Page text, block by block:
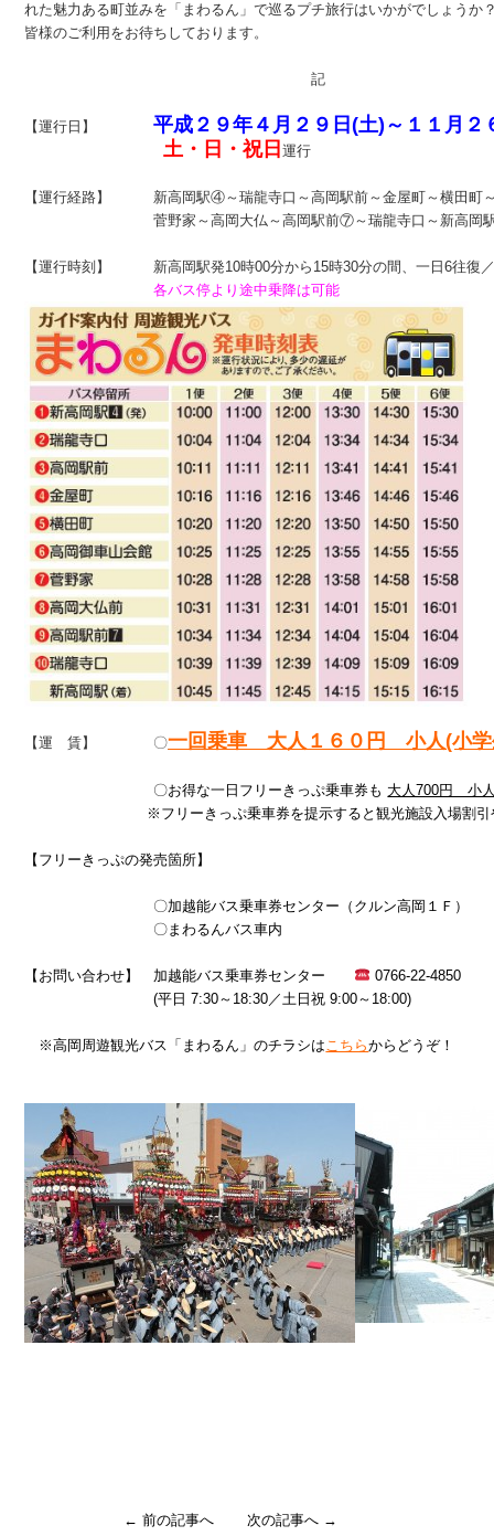
れた魅力ある町並みを「まわるん」で巡るプチ旅行はいかがでしょうか
皆様のご利用をお待ちしております。
記
【運行日】 平成２９年４月２９日(土)～１１月２
土・日・祝日運行
【運行経路】　　　新高岡駅④～瑞龍寺口～高岡駅前～金屋町～横田町
菅野家～高岡大仏～高岡駅前⑦～瑞龍寺口～新高岡
【運行時刻】　　　新高岡駅発10時00分から15時30分の間、一日6往復
【運　賃】　　　　〇一回乗車　大人１６０円　小人(小
〇お得な一日フリーきっぷ乗車券も 大人700円　小
　　　※フリーきっぷ乗車券を提示すると観光施設入場割
【フリーきっぷの発売箇所】
〇加越能バス乗車券センター（クルン高岡１Ｆ）
〇まわるんバス車内
【お問い合わせ】　加越能バス乗車券センター
0766-22-4850
(平日 7:30～18:30／土日祝 9:00～18:00)
※高岡周遊観光バス「まわるん」のチラシは こちらからどうぞ！
← 前の記事へ 次の記事へ →